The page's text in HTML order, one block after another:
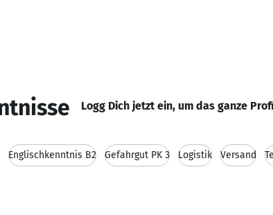
Logg Dich jetzt ein, um das ganze
Englischkenntnis B2 Gefahrgut PK 3 Logistik Versand